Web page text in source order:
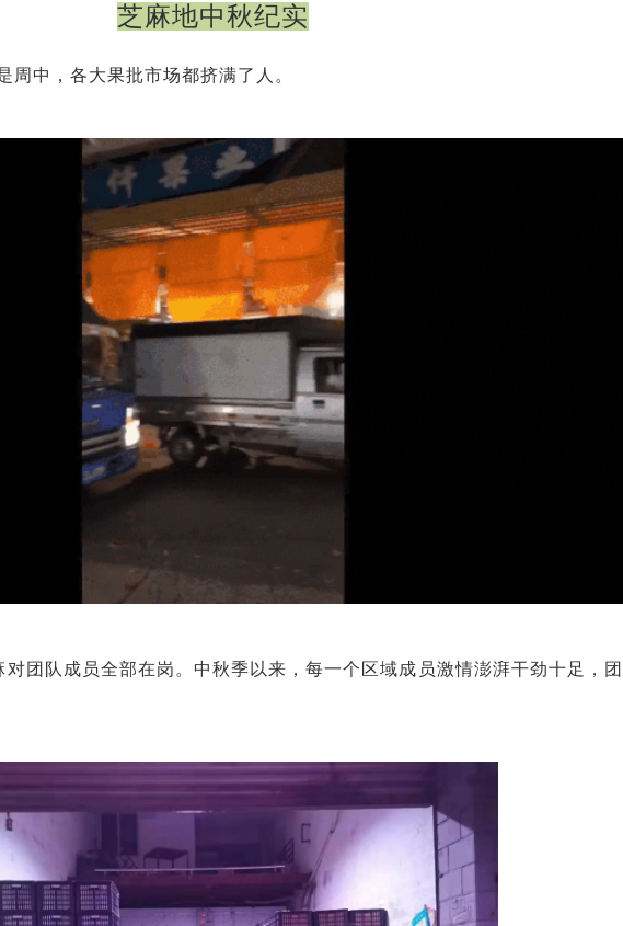
芝麻地中秋纪实
周中，各大果批市场都挤满了人。
团队成员全部在岗。中秋季以来，每一个区域成员激情澎湃干劲十足，团